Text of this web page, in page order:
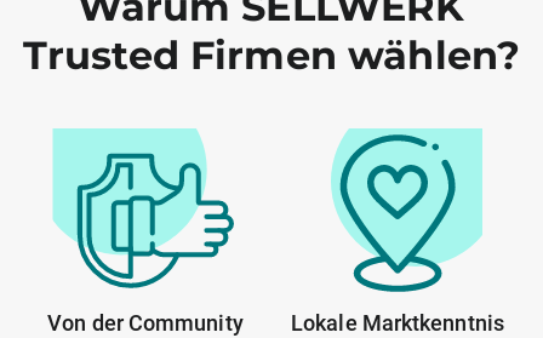
Trusted Firmen wählen?
Von der Community
Lokale Marktkenntnis